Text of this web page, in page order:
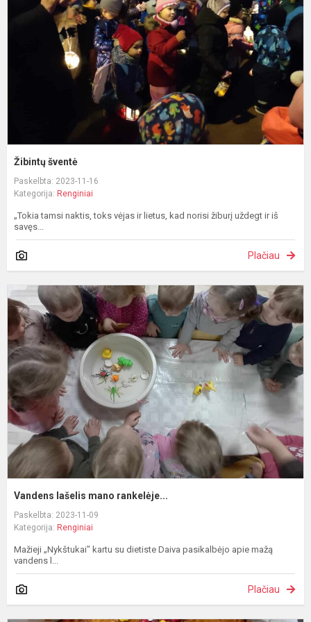
Žibintų šventė
Paskelbta: 2023-11-16
Kategorija: Renginiai
„Tokia tamsi naktis, toks vėjas ir lietus, kad norisi žiburį uždegt ir iš
savęs...
Plačiau
Vandens lašelis mano rankelėje...
Paskelbta: 2023-11-09
Kategorija: Renginiai
Mažieji „Nykštukai" kartu su dietiste Daiva pasikalbėjo apie mažą
vandens l...
Plačiau